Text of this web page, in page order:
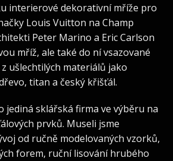
interierové dekorativní mříže pro
Louis Vuitton na Champ
Peter Marino a Eric Carlson
mříž, ale také do ní vsazované
ušlechtilých materiálů jako
titan a český křišťál.
jediná sklářská firma ve výběru na
prvků. Museli jsme
od ručně modelovaných vzorků,
forem, ruční lisování hrubého